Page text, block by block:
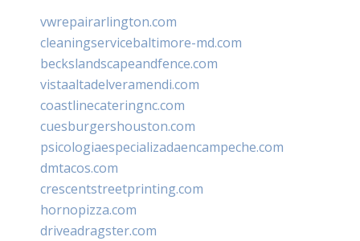
vwrepairarlington.com
cleaningservicebaltimore-md.com
beckslandscapeandfence.com
vistaaltadelveramendi.com
coastlinecateringnc.com
cuesburgershouston.com
psicologiaespecializadaencampeche.com
dmtacos.com
crescentstreetprinting.com
hornopizza.com
driveadragster.com